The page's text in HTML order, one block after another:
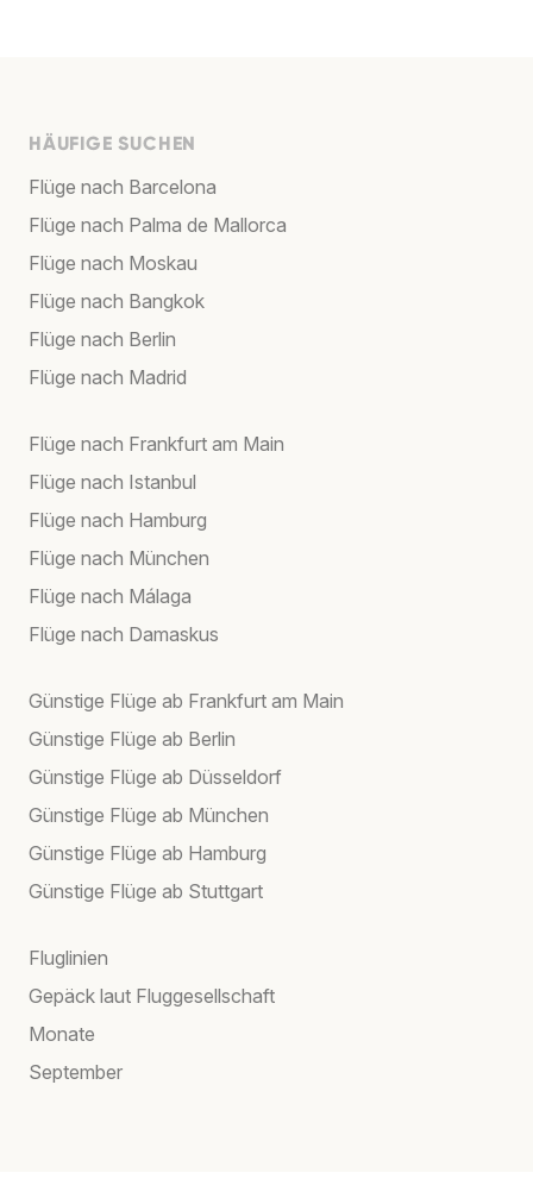
HÄUFIGE SUCHEN
Flüge nach Barcelona
Flüge nach Palma de Mallorca
Flüge nach Moskau
Flüge nach Bangkok
Flüge nach Berlin
Flüge nach Madrid
Flüge nach Frankfurt am Main
Flüge nach Istanbul
Flüge nach Hamburg
Flüge nach München
Flüge nach Málaga
Flüge nach Damaskus
Günstige Flüge ab Frankfurt am Main
Günstige Flüge ab Berlin
Günstige Flüge ab Düsseldorf
Günstige Flüge ab München
Günstige Flüge ab Hamburg
Günstige Flüge ab Stuttgart
Fluglinien
Gepäck laut Fluggesellschaft
Monate
September